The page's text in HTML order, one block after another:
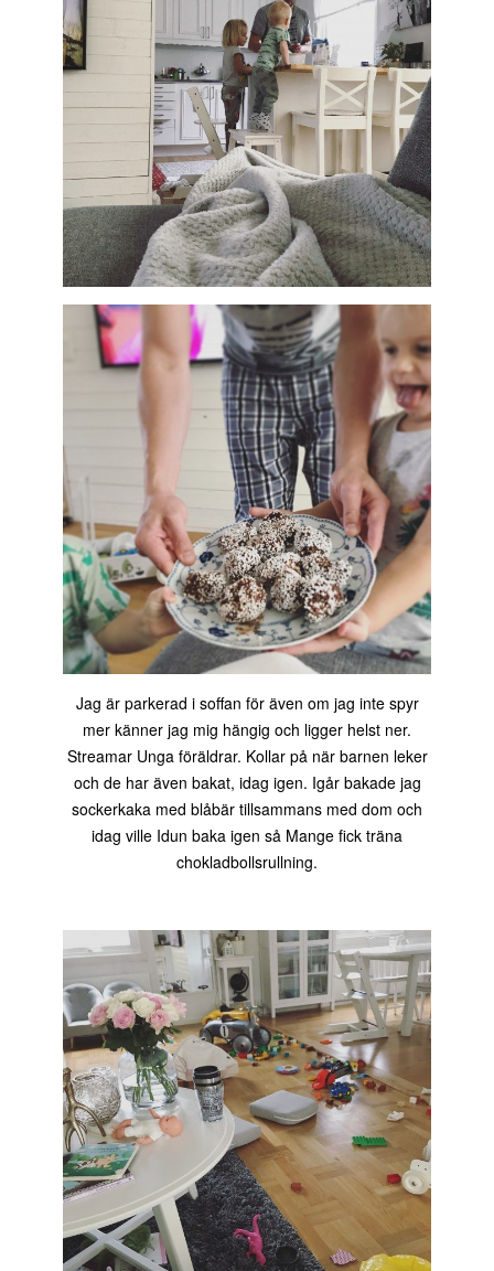
Jag är parkerad i soffan för även om jag inte spyr
mer känner jag mig hängig och ligger helst ner.
Streamar Unga föräldrar. Kollar på när barnen leker
och de har även bakat, idag igen. Igår bakade jag
sockerkaka med blåbär tillsammans med dom och
idag ville Idun baka igen så Mange fick träna
chokladbollsrullning.